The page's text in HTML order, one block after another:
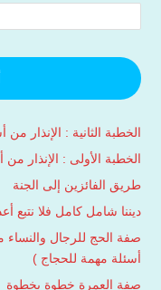
الخطبة الثانية : الإنذار من
الخطبة الأولى : الإنذار من
طريق الفائزين إلى الجنة
ديننا شامل كامل فلا نتبع
صفة الحج للرجال
أسئلة مهمة للحجاج )
صفة العمرة خطوة بخطوة